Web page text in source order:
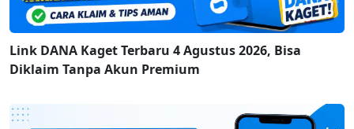
Link DANA Kaget Terbaru 4 Agustus 2026, Bisa
Diklaim Tanpa Akun Premium